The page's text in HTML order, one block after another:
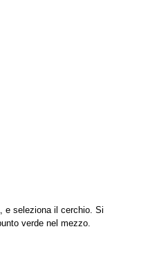
e seleziona il cerchio. Si
verde nel mezzo.